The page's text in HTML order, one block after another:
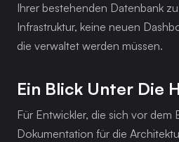
Ihrer bestehenden Datenbank
Infrastruktur, keine neuen
die verwaltet werden müssen.
Ein Blick Unter Die
Für Entwickler, die sich vor dem
Dokumentation für die